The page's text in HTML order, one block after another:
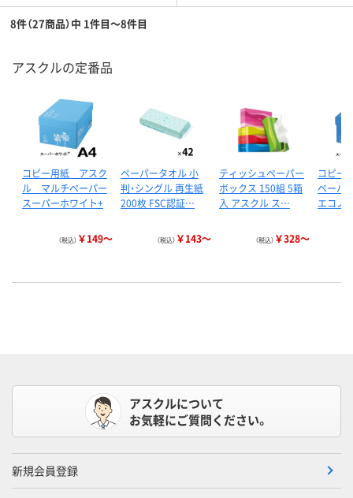
8件（27商品）中 1件目～8件目
アスクルの定番品
コピー用紙 アスク
ル マルチペーパー
スーパーホワイト+
（税込） ￥149～
ペーパータオル 小
判・シングル 再生紙
200枚 FSC認証…
（税込） ￥143～
ティッシュペーパー
ボックス 150組 5箱
入 アスクル ス…
（税込） ￥328～
コピー
ペーパ
エコノ
アスクルについて
お気軽にご質問ください。
新規会員登録